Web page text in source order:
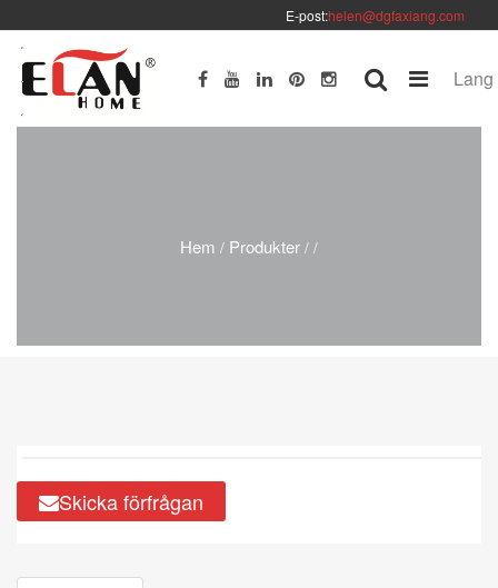
E-post:helen@dgfaxiang.com
Lang
Hem / Produkter / /
Skicka förfrågan